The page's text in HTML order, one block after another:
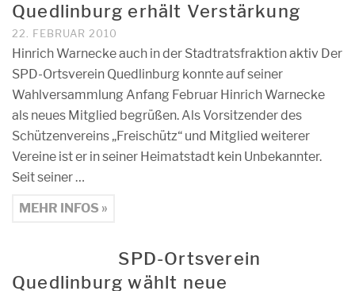
Quedlinburg erhält Verstärkung
22. FEBRUAR 2010
Hinrich Warnecke auch in der Stadtratsfraktion aktiv Der
SPD-Ortsverein Quedlinburg konnte auf seiner
Wahlversammlung Anfang Februar Hinrich Warnecke
als neues Mitglied begrüßen. Als Vorsitzender des
Schützenvereins „Freischütz“ und Mitglied weiterer
Vereine ist er in seiner Heimatstadt kein Unbekannter.
Seit seiner …
MEHR INFOS »
SPD-Ortsverein
Quedlinburg wählt neue